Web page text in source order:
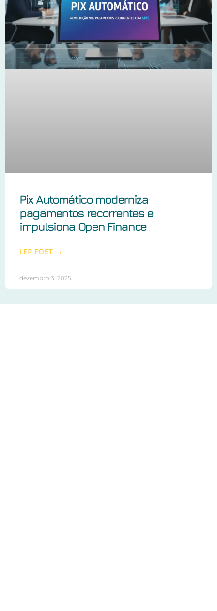
Pix Automático moderniza
pagamentos recorrentes e
impulsiona Open Finance
LER POST →
dezembro 3, 2025